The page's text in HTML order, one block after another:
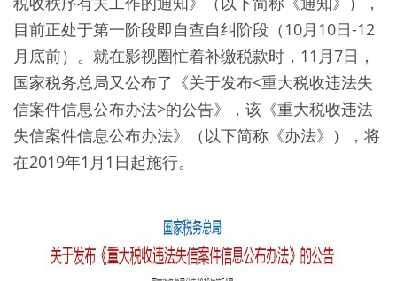
目前正处于第一阶段即自查自纠阶段（10月10日-12
月底前）。就在影视圈忙着补缴税款时，11月7日，
国家税务总局又公布了《关于发布<重大税收违法失
信案件信息公布办法>的公告》，该《重大税收违法
失信案件信息公布办法》（以下简称《办法》），将
在2019年1月1日起施行。